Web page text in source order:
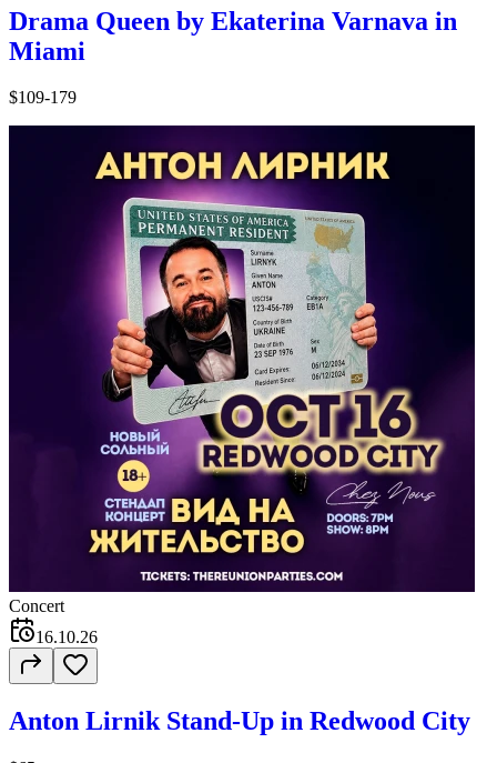
Drama Queen by Ekaterina Varnava in
Miami
$109-179
Concert
16.10.26
Anton Lirnik Stand-Up in Redwood City